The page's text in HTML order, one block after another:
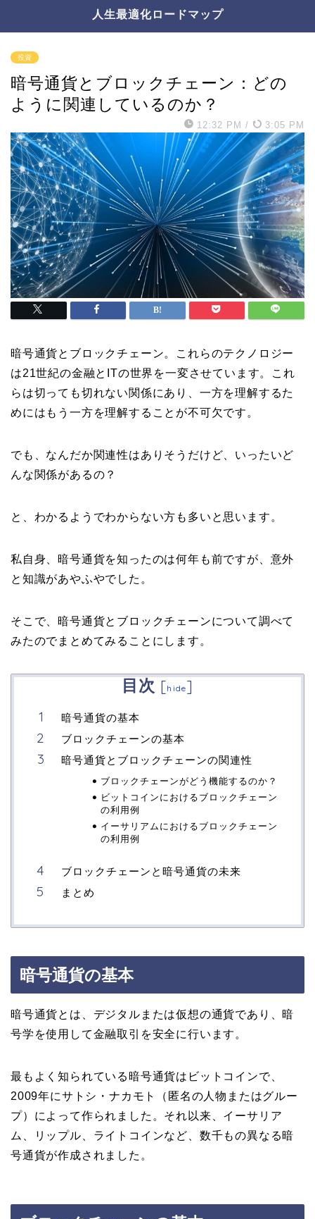
人生最適化ロードマップ
投資
暗号通貨とブロックチェーン：どの
ように関連しているのか？
12:32 PM / 3:05 PM
暗号通貨とブロックチェーン。これらのテクノロジー
は21世紀の金融とITの世界を一変させています。これ
らは切っても切れない関係にあり、一方を理解するた
めにはもう一方を理解することが不可欠です。
でも、なんだか関連性はありそうだけど、いったいど
んな関係があるの？
と、わかるようでわからない方も多いと思います。
私自身、暗号通貨を知ったのは何年も前ですが、意外
と知識があやふやでした。
そこで、暗号通貨とブロックチェーンについて調べて
みたのでまとめてみることにします。
目次 [hide]
暗号通貨の基本
ブロックチェーンの基本
暗号通貨とブロックチェーンの関連性
ブロックチェーンがどう機能するのか？
ビットコインにおけるブロックチェーン
の利用例
イーサリアムにおけるブロックチェーン
の利用例
ブロックチェーンと暗号通貨の未来
まとめ
暗号通貨の基本
暗号通貨とは、デジタルまたは仮想の通貨であり、暗
号学を使用して金融取引を安全に行います。
最もよく知られている暗号通貨はビットコインで、
2009年にサトシ・ナカモト（匿名の人物またはグルー
プ）によって作られました。それ以来、イーサリア
ム、リップル、ライトコインなど、数千もの異なる暗
号通貨が作成されました。